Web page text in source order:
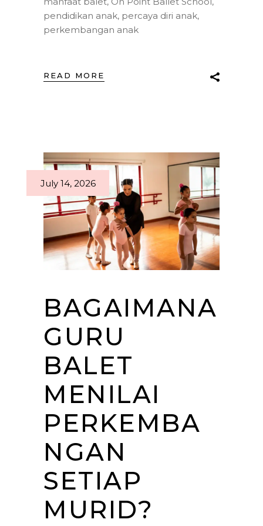
pendidikan anak, percaya diri anak,
perkembangan anak
READ MORE
July 14, 2026
BAGAIMANA
GURU
BALET
MENILAI
PERKEMBA
NGAN
SETIAP
MURID?